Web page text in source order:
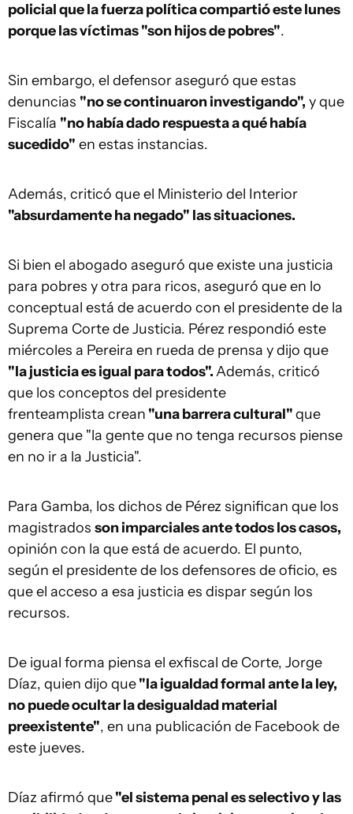
policial que la fuerza política compartió este lunes
porque las víctimas "son hijos de pobres".
Sin embargo, el defensor aseguró que estas
denuncias "no se continuaron investigando", y que
Fiscalía "no había dado respuesta a qué había
sucedido" en estas instancias.
Además, criticó que el Ministerio del Interior
"absurdamente ha negado" las situaciones.
Si bien el abogado aseguró que existe una justicia
para pobres y otra para ricos, aseguró que en lo
conceptual está de acuerdo con el presidente de la
Suprema Corte de Justicia. Pérez respondió este
miércoles a Pereira en rueda de prensa y dijo que
"la justicia es igual para todos".Además, criticó
que los conceptos del presidente
frenteamplista crean "una barrera cultural"que
genera que "la gente que no tenga recursos piense
en no ir a la Justicia".
Para Gamba, los dichos de Pérez significan que los
magistrados son imparciales ante todos los casos,
opinión con la que está de acuerdo. El punto,
según el presidente de los defensores de oficio, es
que el acceso a esa justicia es dispar según los
recursos.
De igual forma piensa el exfiscal de Corte, Jorge
Díaz, quien dijo que"la igualdad formal ante la ley,
no puede ocultar la desigualdad material
preexistente", en una publicación de Facebook de
este jueves.
Díaz afirmó que"el sistema penal es selectivo y las